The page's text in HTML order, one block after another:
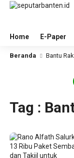
Home E-Paper
Beranda Bantu
Tag :